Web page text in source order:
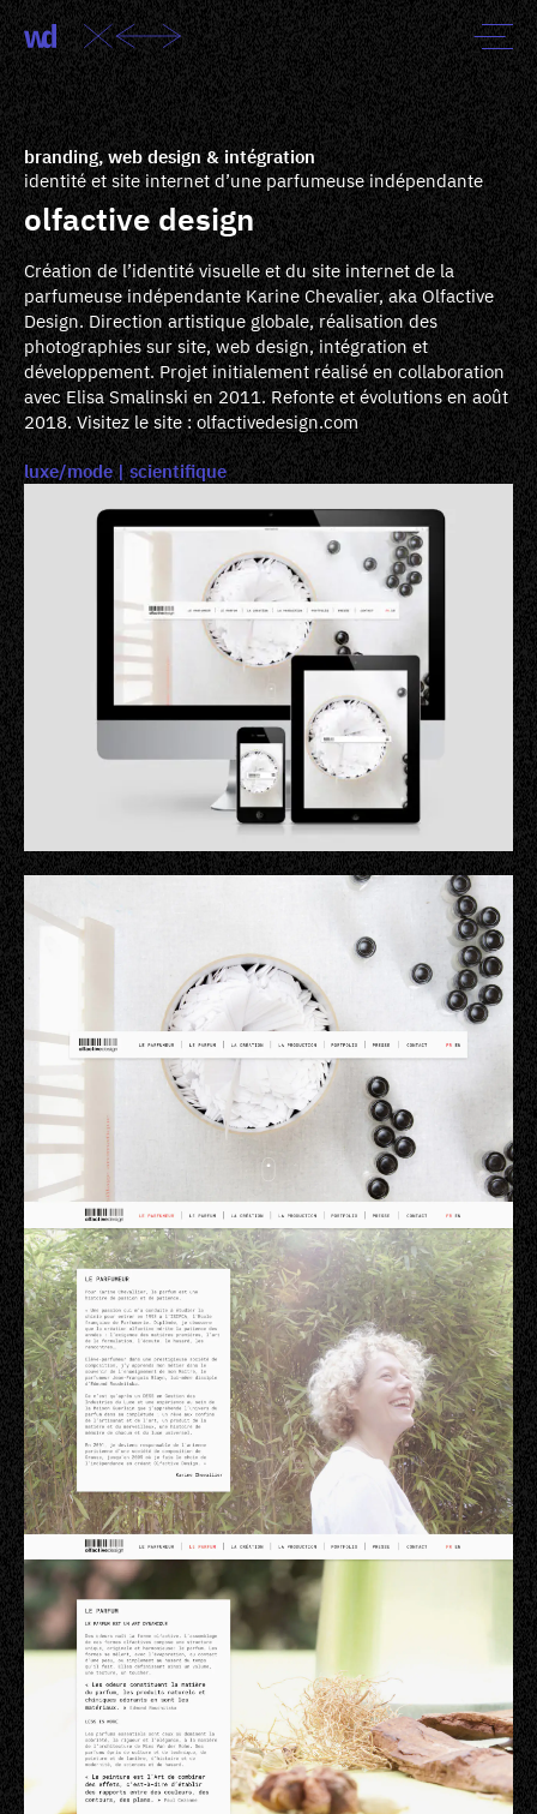
branding, web design & intégration
identité et site internet d’une parfumeuse indépendante
olfactive design
Création de l’identité visuelle et du site internet de la
parfumeuse indépendante Karine Chevalier, aka Olfactive
Design. Direction artistique globale, réalisation des
photographies sur site, web design, intégration et
développement. Projet initialement réalisé en collaboration
avec Elisa Smalinski en 2011. Refonte et évolutions en août
2018. Visitez le site :olfactivedesign.com
luxe/mode scientifique